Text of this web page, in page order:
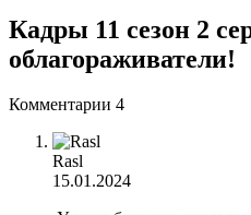
Кадры 11 сезон 2
облагораживатели!
Комментарии 4
Rasl
15.01.2024